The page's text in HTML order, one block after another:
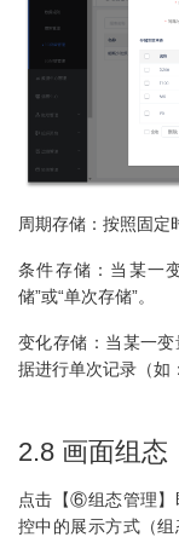
周期存储：按照固定
条件存储：当某一
储”或“单次存储”。
变化存储：当某一
据进行单次记录（如
2.8 画面组态
点击【⑥组态管理】
控中的展示方式（